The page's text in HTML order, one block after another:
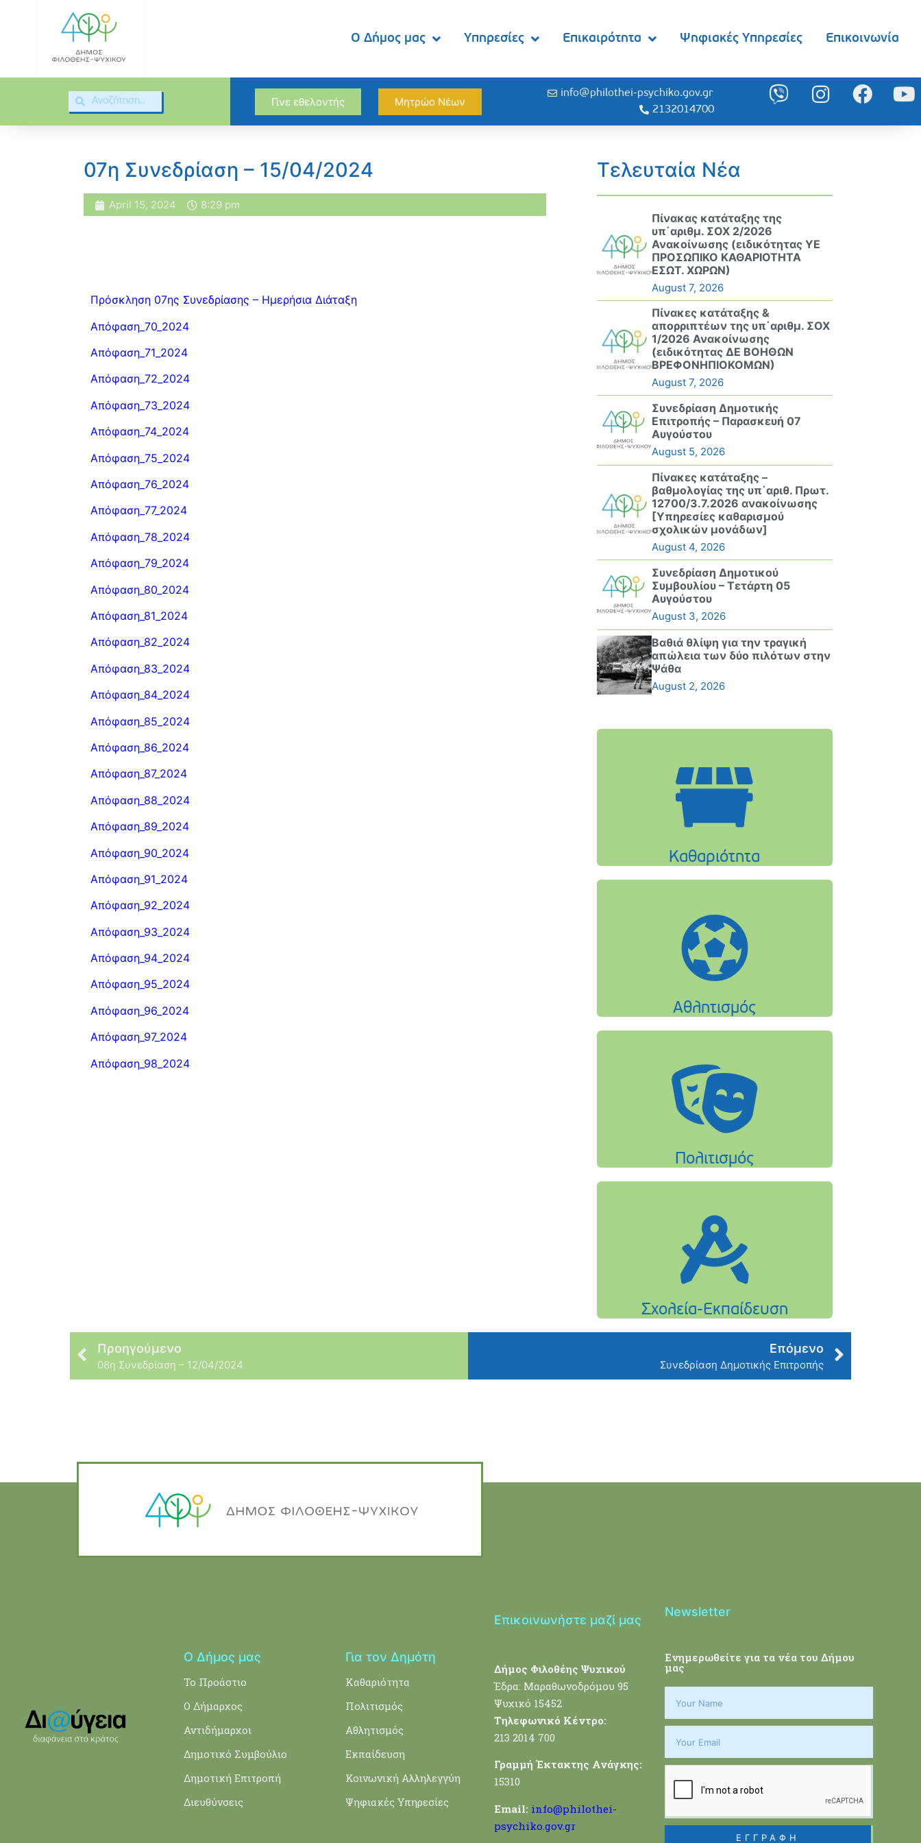
Ο Δήμος μας Υπηρεσίες Επικαιρότητα Ψηφιακές Υπηρεσίες Επικοινωνία
Γίνε εθελοντής Μητρώο Νέων
info@philothei-psychiko.gov.gr
2132014700
07η Συνεδρίαση – 15/04/2024
April 15, 2024 8:29 pm
Πρόσκληση 07ης Συνεδρίασης – Ημερήσια Διάταξη
Απόφαση_70_2024
Απόφαση_71_2024
Απόφαση_72_2024
Απόφαση_73_2024
Απόφαση_74_2024
Απόφαση_75_2024
Απόφαση_76_2024
Απόφαση_77_2024
Απόφαση_78_2024
Απόφαση_79_2024
Απόφαση_80_2024
Απόφαση_81_2024
Απόφαση_82_2024
Απόφαση_83_2024
Απόφαση_84_2024
Απόφαση_85_2024
Απόφαση_86_2024
Απόφαση_87_2024
Απόφαση_88_2024
Απόφαση_89_2024
Απόφαση_90_2024
Απόφαση_91_2024
Απόφαση_92_2024
Απόφαση_93_2024
Απόφαση_94_2024
Απόφαση_95_2024
Απόφαση_96_2024
Απόφαση_97_2024
Απόφαση_98_2024
Τελευταία Νέα
Πίνακας κατάταξης της
υπ΄αριθμ. ΣΟΧ 2/2026
Ανακοίνωσης (ειδικότητας ΥΕ
ΠΡΟΣΩΠΙΚΟ ΚΑΘΑΡΙΟΤΗΤΑ
ΕΣΩΤ. ΧΩΡΩΝ)
August 7, 2026
Πίνακες κατάταξης &
απορριπτέων της υπ΄αριθμ. ΣΟΧ
1/2026 Ανακοίνωσης
(ειδικότητας ΔΕ ΒΟΗΘΩΝ
ΒΡΕΦΟΝΗΠΙΟΚΟΜΩΝ)
August 7, 2026
Συνεδρίαση Δημοτικής
Επιτροπής – Παρασκευή 07
Αυγούστου
August 5, 2026
Πίνακες κατάταξης –
βαθμολογίας της υπ΄αριθ. Πρωτ.
12700/3.7.2026 ανακοίνωσης
[Υπηρεσίες καθαρισμού
σχολικών μονάδων]
August 4, 2026
Συνεδρίαση Δημοτικού
Συμβουλίου – Τετάρτη 05
Αυγούστου
August 3, 2026
Βαθιά θλίψη για την τραγική
απώλεια των δύο πιλότων στην
Ψάθα
August 2, 2026
Προηγούμενο
08η Συνεδρίαση – 12/04/2024
Επόμενο
Συνεδρίαση Δημοτικής Επιτροπής
Ο Δήμος μας
Το Προάστιο
Ο Δήμαρχος
Αντιδήμαρχοι
Δημοτικό Συμβούλιο
Δημοτική Επιτροπή
Διευθύνσεις
Για τον Δημότη
Καθαριότητα
Πολιτισμός
Αθλητισμός
Εκπαίδευση
Κοινωνική Αλληλεγγύη
Ψηφιακές Υπηρεσίες
Επικοινωνήστε μαζί μας
Δήμος Φιλοθέης Ψυχικού
Έδρα: Μαραθωνοδρόμου 95
Ψυχικό 15452
Τηλεφωνικό Κέντρο:
213 2014 700
Γραμμή Έκτακτης Ανάγκης:
15310
Email: info@philothei-
psychiko.gov.gr
Newsletter
Ενημερωθείτε για τα νέα του Δήμου
μας
ΕΓΓΡΑΦΗ